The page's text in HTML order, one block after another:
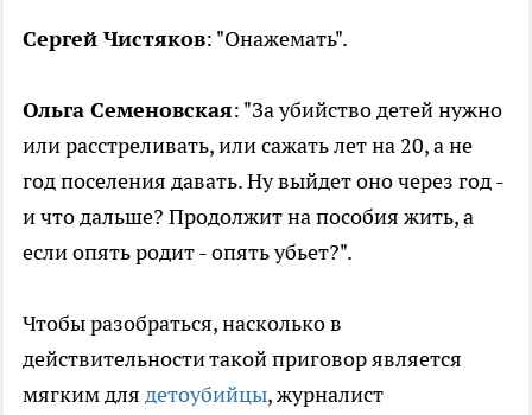
Сергей Чистяков: "Онажемать".
Ольга Семеновская: "За убийство детей нужно
или расстреливать, или сажать лет на 20, а не
год поселения давать. Ну выйдет оно через год -
и что дальше? Продолжит на пособия жить, а
если опять родит - опять убьет?".
Чтобы разобраться, насколько в
действительности такой приговор является
мягким для детоубийцы, журналист